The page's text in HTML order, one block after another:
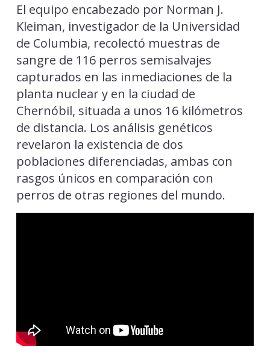
El equipo encabezado por Norman J.
Kleiman, investigador de la Universidad
de Columbia, recolectó muestras de
sangre de 116 perros semisalvajes
capturados en las inmediaciones de la
planta nuclear y en la ciudad de
Chernóbil, situada a unos 16 kilómetros
de distancia. Los análisis genéticos
revelaron la existencia de dos
poblaciones diferenciadas, ambas con
rasgos únicos en comparación con
perros de otras regiones del mundo.